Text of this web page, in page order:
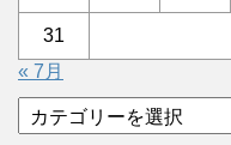
31
« 7月
テ